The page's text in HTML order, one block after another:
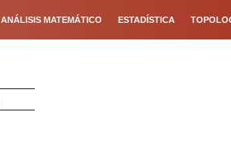
ANÁLISIS MATEMÁTICO ESTADÍSTICA